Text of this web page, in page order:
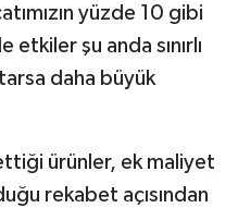
yüzde 10 gibi
etkiler şu anda sınırlı
daha büyük
ürünler, ek maliyet
rekabet açısından